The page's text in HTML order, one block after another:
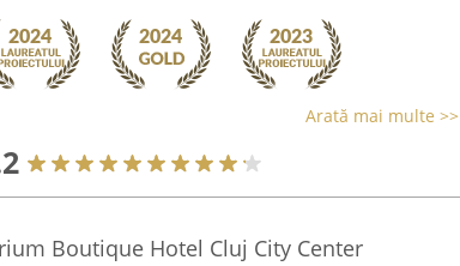
Arată mai multe >>
Boutique Hotel Cluj City Center